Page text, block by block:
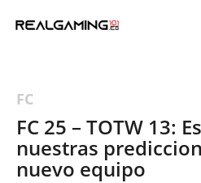
FC
FC 25 – TOTW 13:
nuestras
nuevo equipo